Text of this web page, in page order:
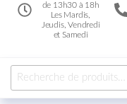
de 13h30 à 18h
Les Mardis,
Jeudis, Vendredi
et Samedi